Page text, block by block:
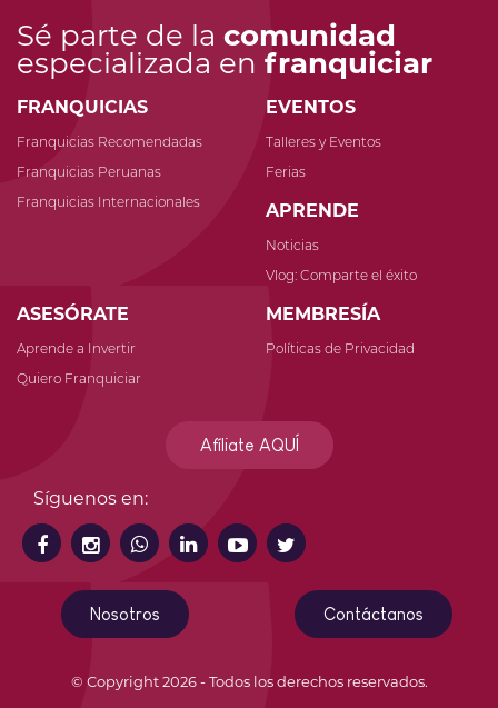
Sé parte de la comunidad
especializada en franquiciar
FRANQUICIAS
Franquicias Recomendadas
Franquicias Peruanas
Franquicias Internacionales
EVENTOS
Talleres y Eventos
Ferias
APRENDE
Noticias
Vlog: Comparte el éxito
ASESÓRATE
Aprende a Invertir
Quiero Franquiciar
MEMBRESÍA
Políticas de Privacidad
Afíliate AQUÍ
Síguenos en:
Nosotros Contáctanos
© Copyright 2026 - Todos los derechos reservados.